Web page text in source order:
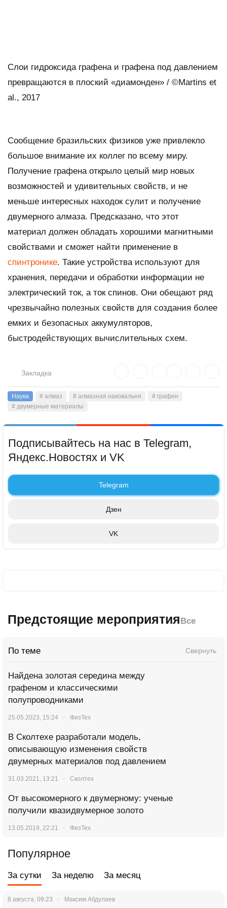
Слои гидроксида графена и графена под давлением
превращаются в плоский «диамонден» / ©Martins et
al., 2017
Сообщение бразильских физиков уже привлекло
большое внимание их коллег по всему миру.
Получение графена открыло целый мир новых
возможностей и удивительных свойств, и не
меньше интересных находок сулит и получение
двумерного алмаза. Предсказано, что этот
материал должен обладать хорошими магнитными
свойствами и сможет найти применение в
спинтронике. Такие устройства используют для
хранения, передачи и обработки информации не
электрический ток, а ток спинов. Они обещают ряд
чрезвычайно полезных свойств для создания более
емких и безопасных аккумуляторов,
быстродействующих вычислительных схем.
Закладка
Наука # алмаз # алмазная наковальня
# графен
# двумерные материалы
Подписывайтесь на нас в Telegram,
Яндекс.Новостях и VK
Telegram
Дзен
VK
Предстоящие мероприятияВсе
По теме Свернуть
Найдена золотая середина между
графеном и классическими
полупроводниками
25.05.2023, 15:24 ФизТех
В Сколтехе разработали модель,
описывающую изменения свойств
двумерных материалов под давлением
31.03.2021, 13:21 Сколтех
От высокомерного к двумерному: ученые
получили квазидвумерное золото
13.05.2019, 22:21 ФизТех
Популярное
За сутки За неделю За месяц
8 августа, 09:23 Максим Абдулаев